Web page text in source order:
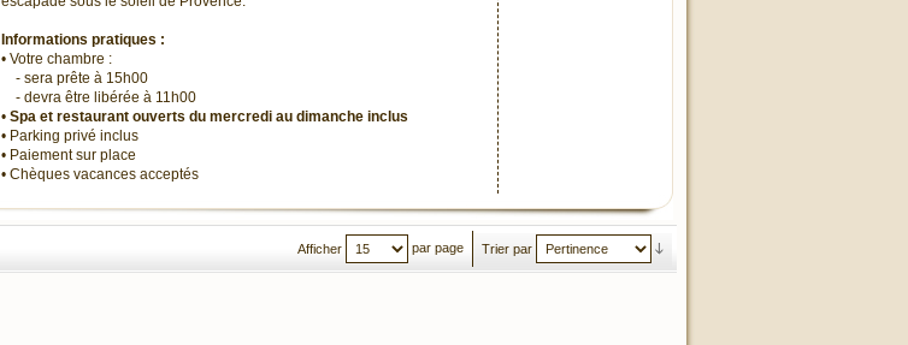
Informations pratiques :
• Votre chambre :
- sera prête à 15h00
- devra être libérée à 11h00
• Spa et restaurant ouverts du mercredi au dimanche inclus
• Parking privé inclus
• Paiement sur place
• Chèques vacances acceptés
Trier par
Afficher par page